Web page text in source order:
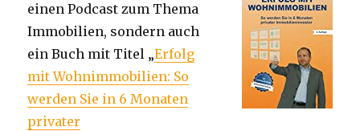
einen Podcast zum Thema
Immobilien, sondern auch
ein Buch mit Titel „Erfolg
mit Wohnimmobilien: So
werden Sie in 6 Monaten
privater